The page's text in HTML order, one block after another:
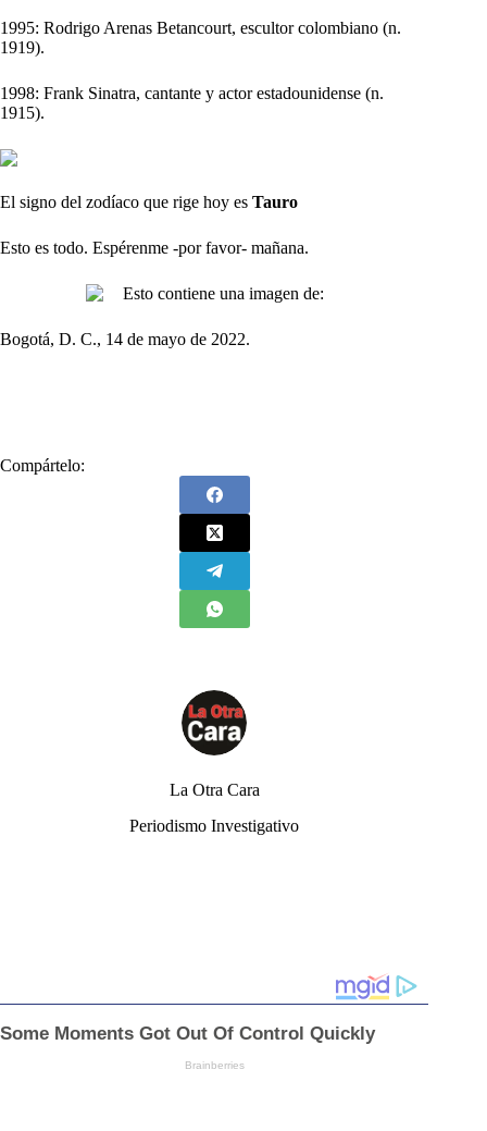
1995: Rodrigo Arenas Betancourt, escultor colombiano (n.
1919).
1998: Frank Sinatra, cantante y actor estadounidense (n.
1915).
El signo del zodíaco que rige hoy es Tauro
Esto es todo. Espérenme -por favor- mañana.
Bogotá, D. C., 14 de mayo de 2022.
Compártelo:
La Otra Cara
Periodismo Investigativo